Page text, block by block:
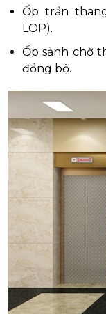
Ốp trần
LOP).
Ốp sảnh chờ
đồng bộ.